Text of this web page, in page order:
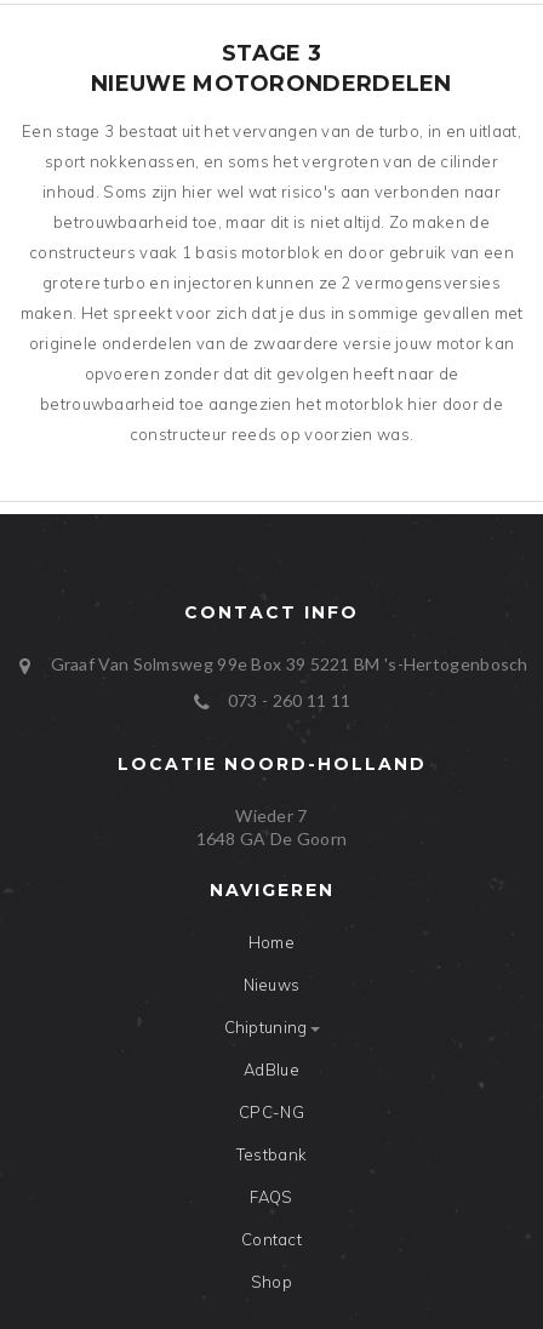
STAGE 3
NIEUWE MOTORONDERDELEN
Een stage 3 bestaat uit het vervangen van de turbo, in en uitlaat,
sport nokkenassen, en soms het vergroten van de cilinder
inhoud. Soms zijn hier wel wat risico's aan verbonden naar
betrouwbaarheid toe, maar dit is niet altijd. Zo maken de
constructeurs vaak 1 basis motorblok en door gebruik van een
grotere turbo en injectoren kunnen ze 2 vermogensversies
maken. Het spreekt voor zich dat je dus in sommige gevallen met
originele onderdelen van de zwaardere versie jouw motor kan
opvoeren zonder dat dit gevolgen heeft naar de
betrouwbaarheid toe aangezien het motorblok hier door de
constructeur reeds op voorzien was.
CONTACT INFO
Graaf Van Solmsweg 99e Box 39 5221 BM 's-Hertogenbosch
073 - 260 11 11
LOCATIE NOORD-HOLLAND
Wieder 7
1648 GA De Goorn
NAVIGEREN
Home
Nieuws
Chiptuning
AdBlue
CPC-NG
Testbank
FAQS
Contact
Shop